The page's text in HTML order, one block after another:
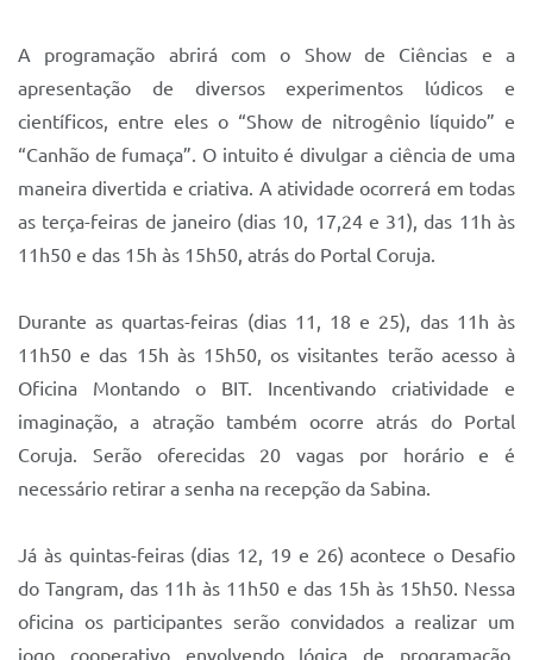
Parque Escola
Quadra Fiscal
Sistema Colab
A programação abrirá com o Show de Ciências e a
apresentação de diversos experimentos lúdicos e
científicos, entre eles o “Show de nitrogênio líquido” e
“Canhão de fumaça”. O intuito é divulgar a ciência de uma
maneira divertida e criativa. A atividade ocorrerá em todas
as terça-feiras de janeiro (dias 10, 17,24 e 31), das 11h às
11h50 e das 15h às 15h50, atrás do Portal Coruja.
Durante as quartas-feiras (dias 11, 18 e 25), das 11h às
11h50 e das 15h às 15h50, os visitantes terão acesso à
Oficina Montando o BIT. Incentivando criatividade e
imaginação, a atração também ocorre atrás do Portal
Coruja. Serão oferecidas 20 vagas por horário e é
necessário retirar a senha na recepção da Sabina.
Já às quintas-feiras (dias 12, 19 e 26) acontece o Desafio
do Tangram, das 11h às 11h50 e das 15h às 15h50. Nessa
oficina os participantes serão convidados a realizar um
jogo cooperativo envolvendo lógica de programação,